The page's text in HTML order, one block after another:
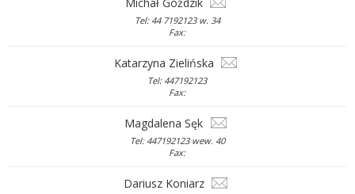
Tel: 44 7192123 w. 34
Fax:
Katarzyna Zielińska
Tel: 447192123
Fax:
Magdalena Sęk
Tel: 447192123 wew. 40
Fax:
Dariusz Koniarz